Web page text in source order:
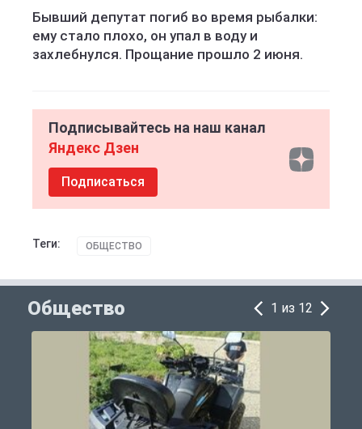
Бывший депутат погиб во время рыбалки:
ему стало плохо, он упал в воду и
захлебнулся. Прощание прошло 2 июня.
Подписывайтесь на наш канал
Яндекс Дзен
Подписаться
Теги: ОБЩЕСТВО
Общество 1 из 12